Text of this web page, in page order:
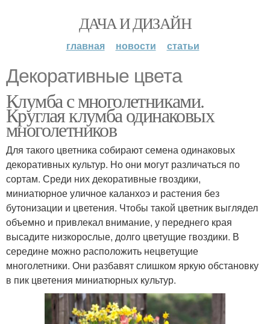
ДАЧА И ДИЗАЙН
главная новости статьи
Декоративные цвета
Клумба с многолетниками.
Круглая клумба одинаковых
многолетников
Для такого цветника собирают семена одинаковых
декоративных культур. Но они могут различаться по
сортам. Среди них декоративные гвоздики,
миниатюрное уличное каланхоэ и растения без
бутонизации и цветения. Чтобы такой цветник выглядел
объемно и привлекал внимание, у переднего края
высадите низкорослые, долго цветущие гвоздики. В
середине можно расположить нецветущие
многолетники. Они разбавят слишком яркую обстановку
в пик цветения миниатюрных культур.